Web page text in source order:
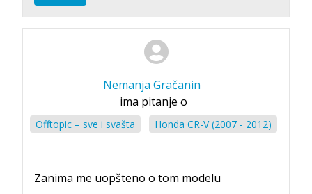
Nemanja Gračanin
ima pitanje o
Offtopic – sve i svašta Honda CR-V (2007 - 2012)
Zanima me uopšteno o tom modelu